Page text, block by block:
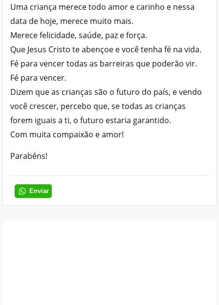
Uma criança merece todo amor e carinho e nessa
data de hoje, merece muito mais.
Merece felicidade, saúde, paz e força.
Que Jesus Cristo te abençoe e você tenha fé na vida.
Fé para vencer todas as barreiras que poderão vir.
Fé para vencer.
Dizem que as crianças são o futuro do país, e vendo
você crescer, percebo que, se todas as crianças
forem iguais a ti, o futuro estaria garantido.
Com muita compaixão e amor!
Parabéns!
Enviar